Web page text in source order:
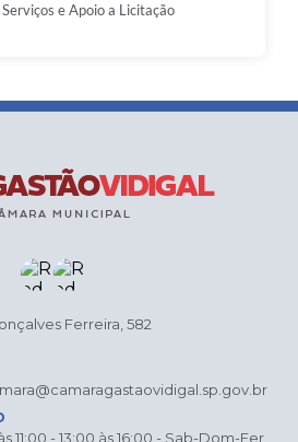
e Apoio a Licitação
Ferreira, 582
11:00 - 13:00 às 16:00 - Sab-Dom-Fer